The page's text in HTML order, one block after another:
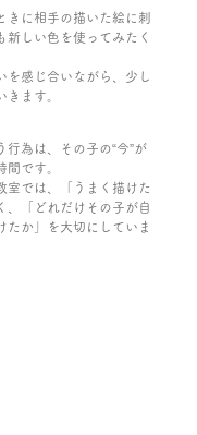
きに相手の描いた絵に刺
新しい色を使ってみたく
を感じ合いながら、少し
きます。
行為は、その子の“今”が
間です。
室では、「うまく描けた
、「どれだけその子が自
たか」を大切にしていま